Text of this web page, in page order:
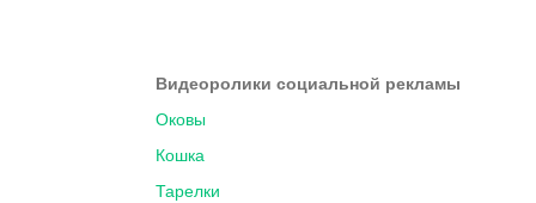
Видеоролики социальной рекламы
Оковы
Кошка
Тарелки